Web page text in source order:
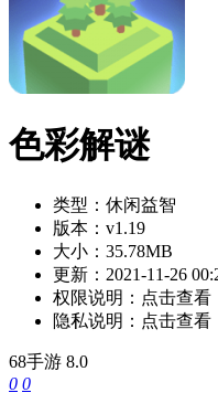
色彩解谜
类型： 休闲益智
版本： v1.19
大小： 35.78MB
更新： 2021-11-26
权限说明： 点击查看
隐私说明： 点击查看
68手游 8.0
0 0